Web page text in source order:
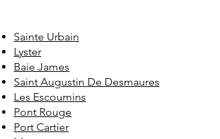
Sainte Urbain
Lyster
Baie James
Saint Augustin De Desmaures
Les Escoumins
Pont Rouge
Port Cartier